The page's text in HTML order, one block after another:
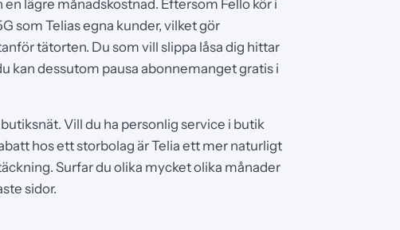
lägre månadskostnad. Eftersom Fello kör i
som Telias egna kunder, vilket gör
tätorten. Du som vill slippa låsa dig hittar
kan dessutom pausa abonnemanget gratis i
Vill du ha personlig service i butik
hos ett storbolag är Telia ett mer naturligt
Surfar du olika mycket olika månader
sidor.